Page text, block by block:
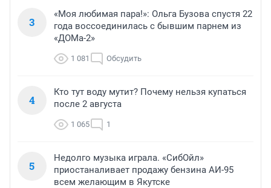
3
«Моя любимая пара!»: Ольга Бузова спустя 22
года воссоединилась с бывшим парнем из
«ДОМа-2»
1 081 Обсудить
4
Кто тут воду мутит? Почему нельзя купаться
после 2 августа
1 065 1
5
Недолго музыка играла. «СибОйл»
приостаналивает продажу бензина АИ-95
всем желающим в Якутске